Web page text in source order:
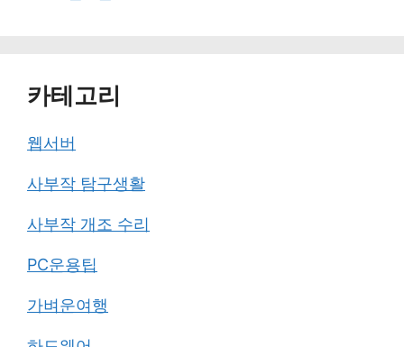
카테고리
웹서버
사부작 탐구생활
사부작 개조 수리
PC운용팁
가벼운여행